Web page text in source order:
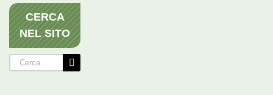
CERCA
NEL SITO
Cerca
per: